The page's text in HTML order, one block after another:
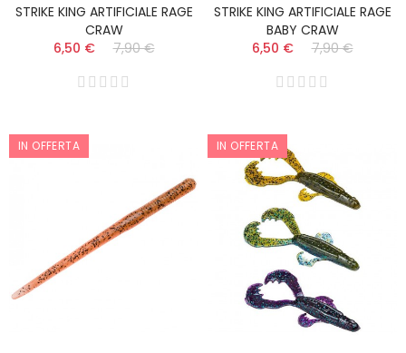
STRIKE KING ARTIFICIALE RAGE
CRAW
6,50 €
7,90 €
STRIKE KING ARTIFICIALE RAGE
BABY CRAW
6,50 €
7,90 €
IN OFFERTA IN OFFERTA